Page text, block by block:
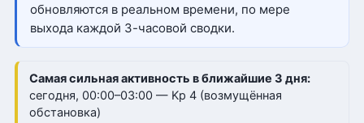
обновляются в реальном времени, по мере
выхода каждой 3-часовой сводки.
Самая сильная активность в ближайшие 3 дня:
сегодня, 00:00–03:00 — Kp 4 (возмущённая
обстановка)